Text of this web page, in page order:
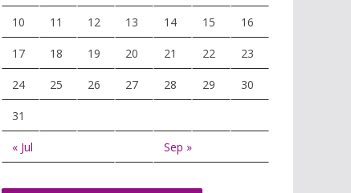
10 11 12 13 14 15 16
17 18 19 20 21 22 23
24 25 26 27 28 29 30
31
« Jul Sep »